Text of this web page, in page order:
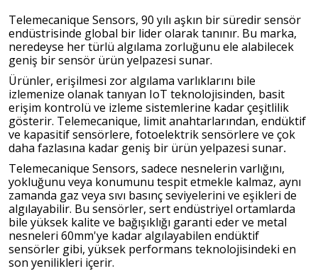
Telemecanique Sensors, 90 yılı aşkın bir süredir sensör
endüstrisinde global bir lider olarak tanınır. Bu marka,
neredeyse her türlü algılama zorluğunu ele alabilecek
geniş bir sensör ürün yelpazesi sunar.
Ürünler, erişilmesi zor algılama varlıklarını bile
izlemenize olanak tanıyan IoT teknolojisinden, basit
erişim kontrolü ve izleme sistemlerine kadar çeşitlilik
gösterir. Telemecanique, limit anahtarlarından, endüktif
ve kapasitif sensörlere, fotoelektrik sensörlere ve çok
daha fazlasına kadar geniş bir ürün yelpazesi sunar​.
Telemecanique Sensors, sadece nesnelerin varlığını,
yokluğunu veya konumunu tespit etmekle kalmaz, aynı
zamanda gaz veya sıvı basınç seviyelerini ve eşikleri de
algılayabilir. Bu sensörler, sert endüstriyel ortamlarda
bile yüksek kalite ve bağışıklığı garanti eder ve metal
nesneleri 60mm'ye kadar algılayabilen endüktif
sensörler gibi, yüksek performans teknolojisindeki en
son yenilikleri içerir.